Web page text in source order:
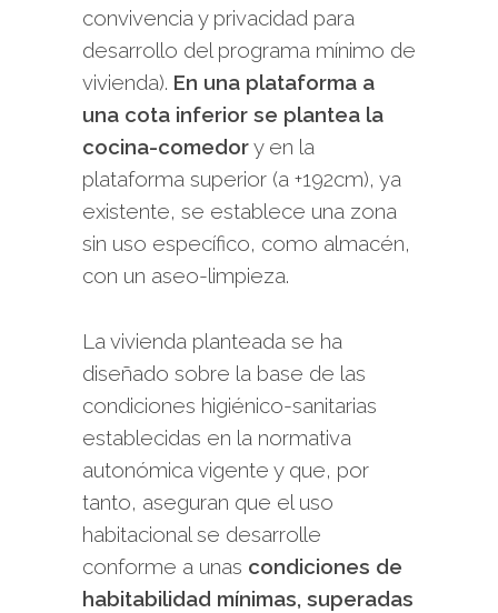
convivencia y privacidad para
desarrollo del programa mínimo de
vivienda). En una plataforma a
una cota inferior se plantea la
cocina-comedory en la
plataforma superior (a +192cm), ya
existente, se establece una zona
sin uso específico, como almacén,
con un aseo-limpieza.
La vivienda planteada se ha
diseñado sobre la base de las
condiciones higiénico-sanitarias
establecidas en la normativa
autonómica vigente y que, por
tanto, aseguran que el uso
habitacional se desarrolle
conforme a unas condiciones de
habitabilidad mínimas, superadas